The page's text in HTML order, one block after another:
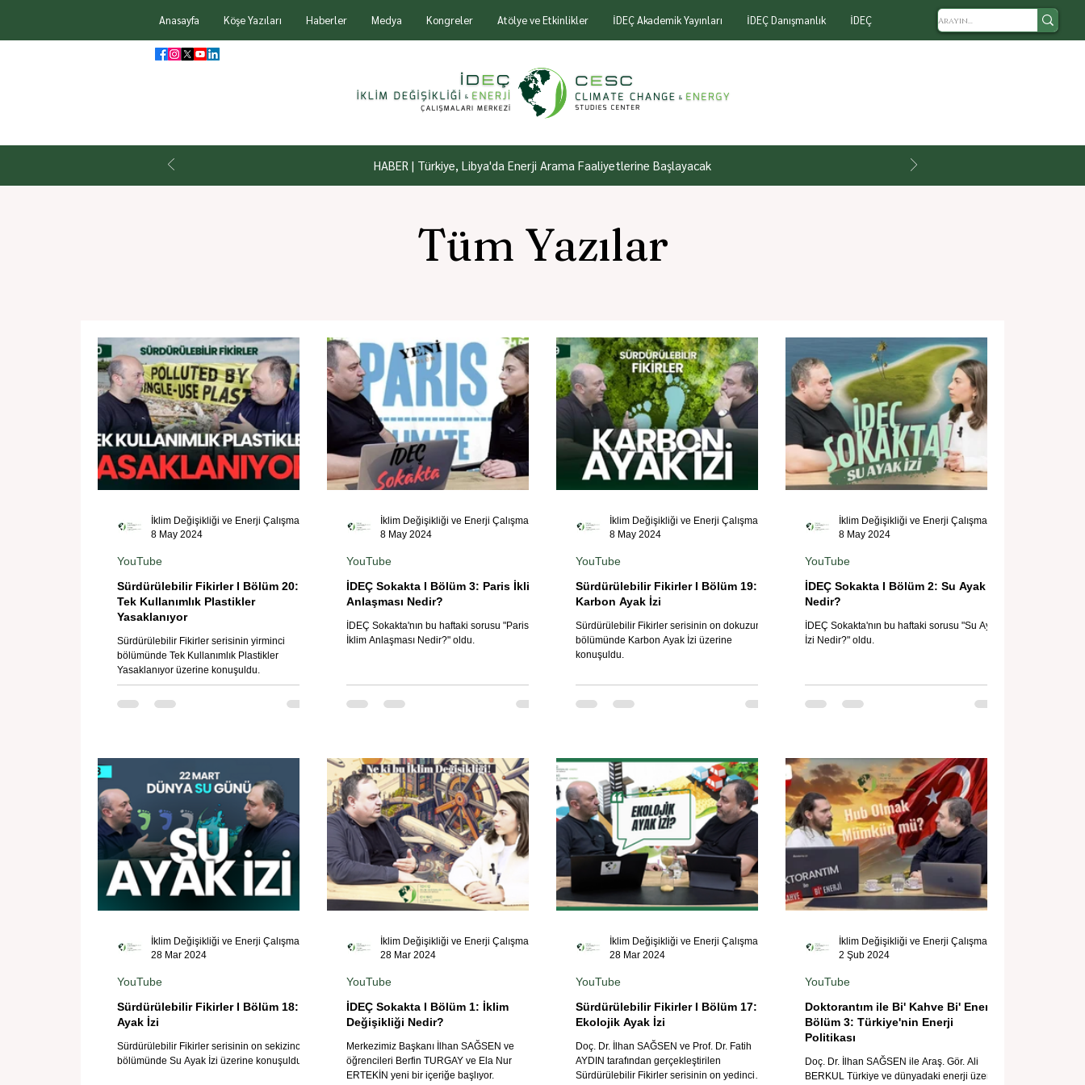
Anasayfa Köşe Yazıları Haberler Medya Kongreler Atölye ve Etkinlikler İDEÇ Akademik Yayınları İDEÇ Danışmanlık İDEÇ
HABER | Türkiye, Libya'da Enerji Arama Faaliyetlerine Başlayacak
Tüm Yazılar
Sürdürülebilir Fikirler I Bölüm 20:
Tek Kullanımlık Plastikler
Yasaklanıyor
Sürdürülebilir Fikirler serisinin yirminci
bölümünde Tek Kullanımlık Plastikler
Yasaklanıyor üzerine konuşuldu.
YouTube
8 May 2024
İDEÇ Sokakta I Bölüm 3: Paris İklim
Anlaşması Nedir?
İDEÇ Sokakta'nın bu haftaki sorusu "Paris
İklim Anlaşması Nedir?" oldu.
YouTube
8 May 2024
Sürdürülebilir Fikirler I Bölüm 19:
Karbon Ayak İzi
Sürdürülebilir Fikirler serisinin on dokuzuncu
bölümünde Karbon Ayak İzi üzerine
konuşuldu.
YouTube
8 May 2024
İDEÇ Sokakta I Bölüm 2: Su Ayak İzi
Nedir?
İDEÇ Sokakta'nın bu haftaki sorusu "Su Ayak
İzi Nedir?" oldu.
YouTube
8 May 2024
Sürdürülebilir Fikirler I Bölüm 18: Su
Ayak İzi
Sürdürülebilir Fikirler serisinin on sekizinci
bölümünde Su Ayak İzi üzerine konuşuldu.
YouTube
28 Mar 2024
İDEÇ Sokakta I Bölüm 1: İklim
Değişikliği Nedir?
Merkezimiz Başkanı İlhan SAĞSEN ve
öğrencileri Berfin TURGAY ve Ela Nur
ERTEKİN yeni bir içeriğe başlıyor.
YouTube
28 Mar 2024
Sürdürülebilir Fikirler I Bölüm 17:
Ekolojik Ayak İzi
Doç. Dr. İlhan SAĞSEN ve Prof. Dr. Fatih
AYDIN tarafından gerçekleştirilen
Sürdürülebilir Fikirler serisinin on yedinci
YouTube
28 Mar 2024
Doktorantım ile Bi' Kahve Bi' Enerji |
Bölüm 3: Türkiye'nin Enerji
Politikası
Doç. Dr. İlhan SAĞSEN ile Araş. Gör. Ali
BERKUL Türkiye ve dünyadaki enerji üzerine
YouTube
2 Şub 2024